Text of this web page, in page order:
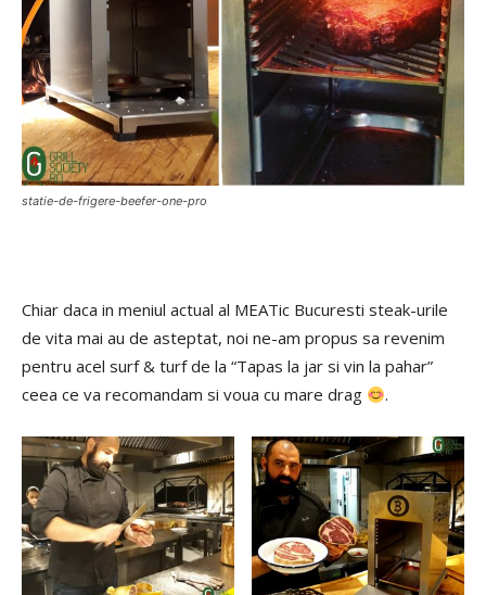
statie-de-frigere-beefer-one-pro
Chiar daca in meniul actual al MEATic Bucuresti steak-urile
de vita mai au de asteptat, noi ne-am propus sa revenim
pentru acel surf & turf de la “Tapas la jar si vin la pahar”
ceea ce va recomandam si voua cu mare drag
.